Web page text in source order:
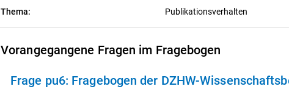
Thema:
Publikationsverhalten
Vorangegangene Fragen im Fragebogen
Frage pu6: Fragebogen der DZHW-